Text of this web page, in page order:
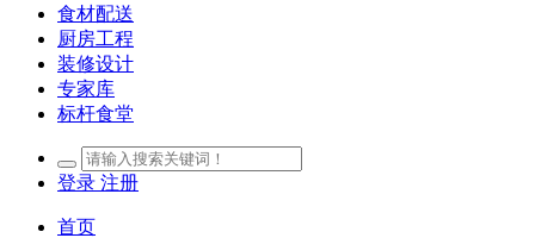
食材配送
厨房工程
装修设计
专家库
标杆食堂
登录 注册
首页